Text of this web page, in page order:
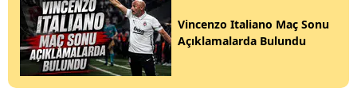
Vincenzo Italiano Maç Sonu
Açıklamalarda Bulundu